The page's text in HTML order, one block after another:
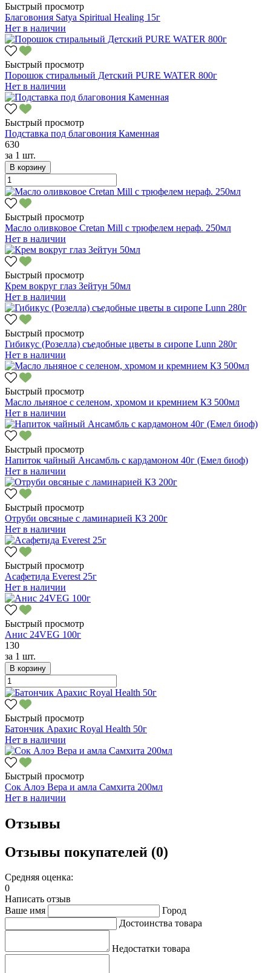
Быстрый просмотр
Благовония Satya Spiritual Healing 15г
Нет в наличии
Быстрый просмотр
Порошок стиральный Детский PURE WATER 800г
Нет в наличии
Быстрый просмотр
Подставка под благовония Каменная
630
за 1 шт.
В корзину
Быстрый просмотр
Масло оливковое Cretan Mill с трюфелем нераф. 250мл
Нет в наличии
Быстрый просмотр
Крем вокруг глаз Зейтун 50мл
Нет в наличии
Быстрый просмотр
Гибикус (Розелла) съедобные цветы в сиропе Lunn 280г
Нет в наличии
Быстрый просмотр
Масло льняное с селеном, хромом и кремнием КЗ 500мл
Нет в наличии
Быстрый просмотр
Напиток чайный Ансамбль с кардамоном 40г (Емел биоф)
Нет в наличии
Быстрый просмотр
Отруби овсяные с ламинарией КЗ 200г
Нет в наличии
Быстрый просмотр
Асафетида Everest 25г
Нет в наличии
Быстрый просмотр
Анис 24VEG 100г
130
за 1 шт.
В корзину
Быстрый просмотр
Батончик Арахис Royal Health 50г
Нет в наличии
Быстрый просмотр
Сок Алоэ Вера и амла Самхита 200мл
Нет в наличии
Отзывы
Отзывы покупателей (0)
Средняя оценка:
0
Написать отзыв
Ваше имя
Город
Достоинства товара
Недостатки товара